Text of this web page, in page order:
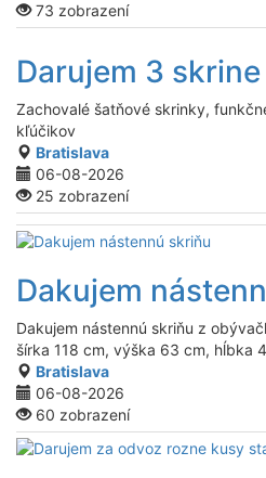
73 zobrazení
Darujem 3
Zachovalé šatňové skrinky,
kľúčikov
Bratislava
06-08-2026
25 zobrazení
Dakujem
Dakujem nástennú skriňu z
šírka 118 cm, výška 63 cm, hĺbka
Bratislava
06-08-2026
60 zobrazení